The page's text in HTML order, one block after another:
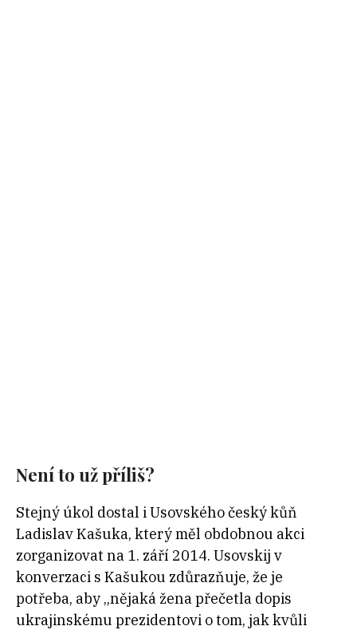
Není to už příliš?
Stejný úkol dostal i Usovského český kůň
Ladislav Kašuka, který měl obdobnou akci
zorganizovat na 1. září 2014. Usovskij v
konverzaci s Kašukou zdůrazňuje, že je
potřeba, aby „nějaká žena přečetla dopis
ukrajinskému prezidentovi o tom, jak kvůli